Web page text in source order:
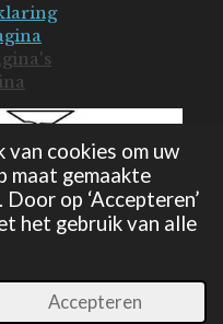
van cookies om uw
maat gemaakte
op ‘Accepteren’
het gebruik van alle
Accepteren